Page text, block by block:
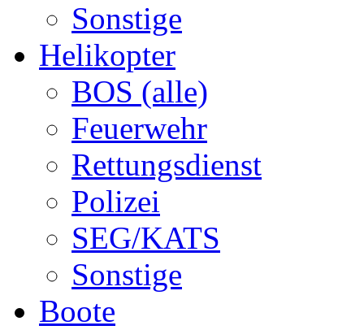
Sonstige
Helikopter
BOS (alle)
Feuerwehr
Rettungsdienst
Polizei
SEG/KATS
Sonstige
Boote